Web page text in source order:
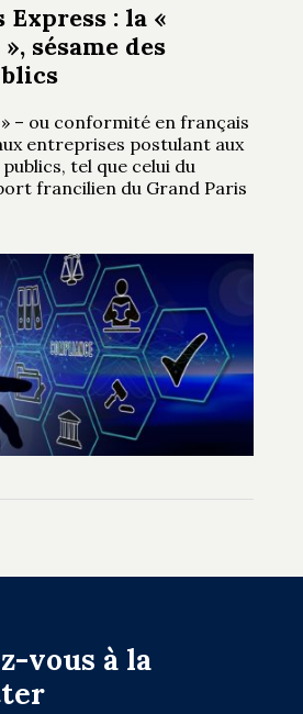
: la «
sésame des
– ou conformité en français
entreprises postulant aux
tel que celui du
francilien du Grand Paris
vous à la